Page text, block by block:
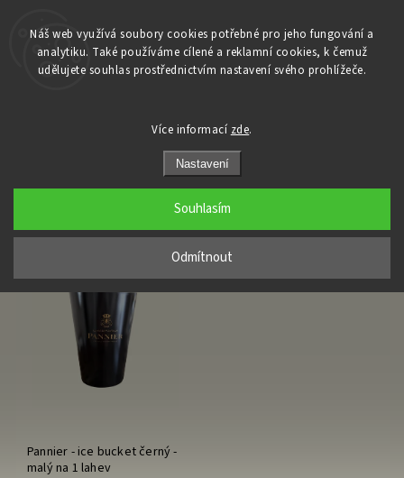
Náš web využívá soubory cookies potřebné pro jeho fungování a
analytiku. Také používáme cílené a reklamní cookies, k čemuž
udělujete souhlas prostřednictvím nastavení svého prohlížeče.
Více informací zde.
Nastavení
Odmítnout
Souhlasím
Domů / Dárky/ Ice kýble a příslušenství
Ice kýble a příslušenství
Doporučujeme
Nejlevnější
Nejdražší
Nejprodávanější
Pannier - ice bucket černý -
malý na 1 lahev